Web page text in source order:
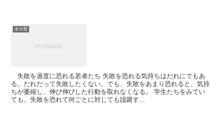
未分類
失敗を過度に恐れる若者たち 失敗を恐れる気持ちはだれにでもあ
る。だれだって失敗したくない。でも、失敗をあまり恐れると、気持
ちが萎縮し、伸び伸びした行動を取れなくなる。 学生たちをみてい
ても、失敗を恐れて何ごとに対しても躊躇す...